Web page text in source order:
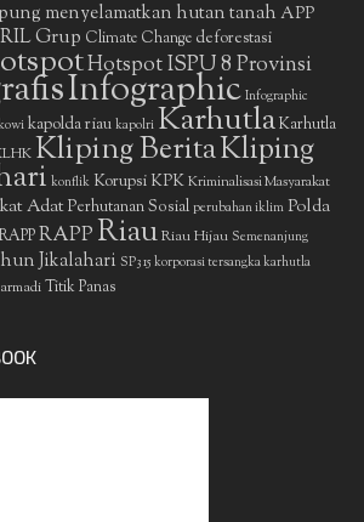
menyelamatkan hutan tanah APP
Grup Climate Change deforestasi
Hotspot ISPU 8 Provinsi
Infographic Infographic
kapolda riau kapolri KarhutlaKarhutla
Kliping BeritaKliping
konflik Korupsi KPKKriminalisasi Masyarakat
AdatPerhutanan Sosial perubahan iklim Polda
RAPPRiauRiau Hijau Semenanjung
Jikalahari SP3 15 korporasi tersangka karhutla
Titik Panas